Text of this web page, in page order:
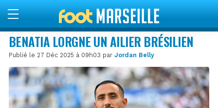
BENATIA LORGNE UN AILIER BRÉSILIEN
Publié le 27 Déc 2025 à 09h03 par Jordan Belly